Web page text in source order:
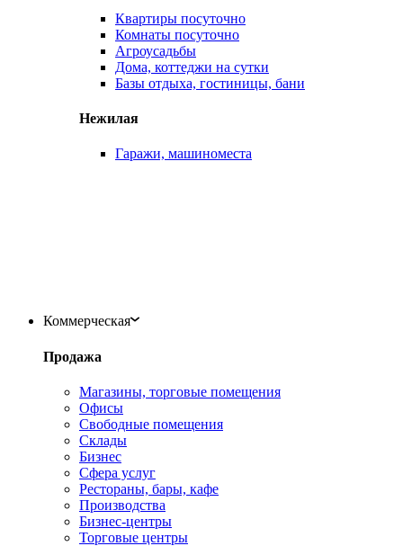
Квартиры посуточно
Комнаты посуточно
Агроусадьбы
Дома, коттеджи на сутки
Базы отдыха, гостиницы, бани
Нежилая
Гаражи, машиноместа
Коммерческая
Продажа
Магазины, торговые помещения
Офисы
Свободные помещения
Склады
Бизнес
Сфера услуг
Рестораны, бары, кафе
Производства
Бизнес-центры
Торговые центры